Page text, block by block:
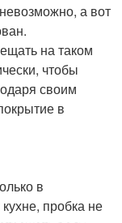
а вот
на таком
чтобы
своим
в
в
пробка не